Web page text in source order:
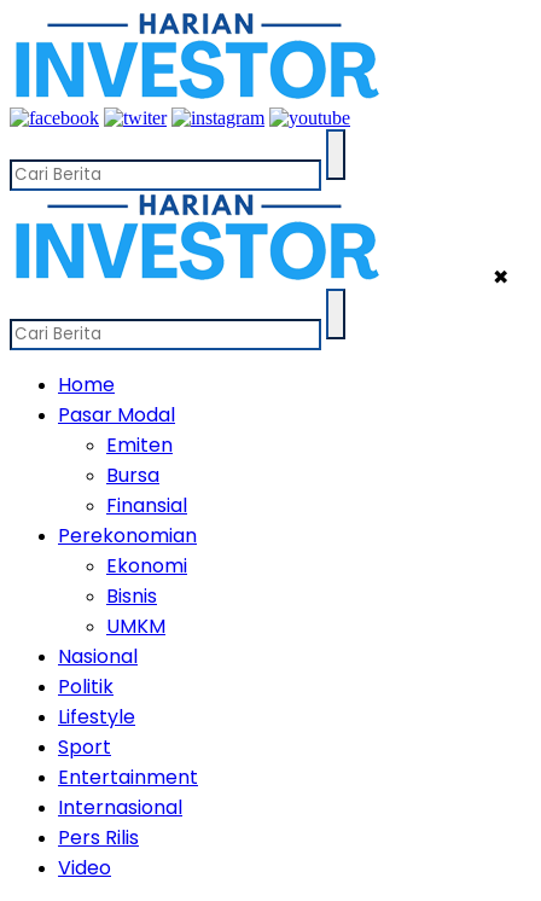
✖
Home
Pasar Modal
Emiten
Bursa
Finansial
Perekonomian
Ekonomi
Bisnis
UMKM
Nasional
Politik
Lifestyle
Sport
Entertainment
Internasional
Pers Rilis
Video